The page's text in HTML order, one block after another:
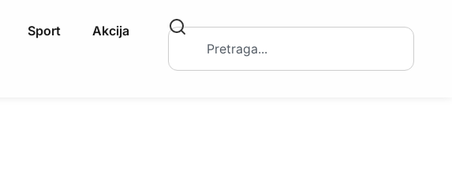
Sport Akcija